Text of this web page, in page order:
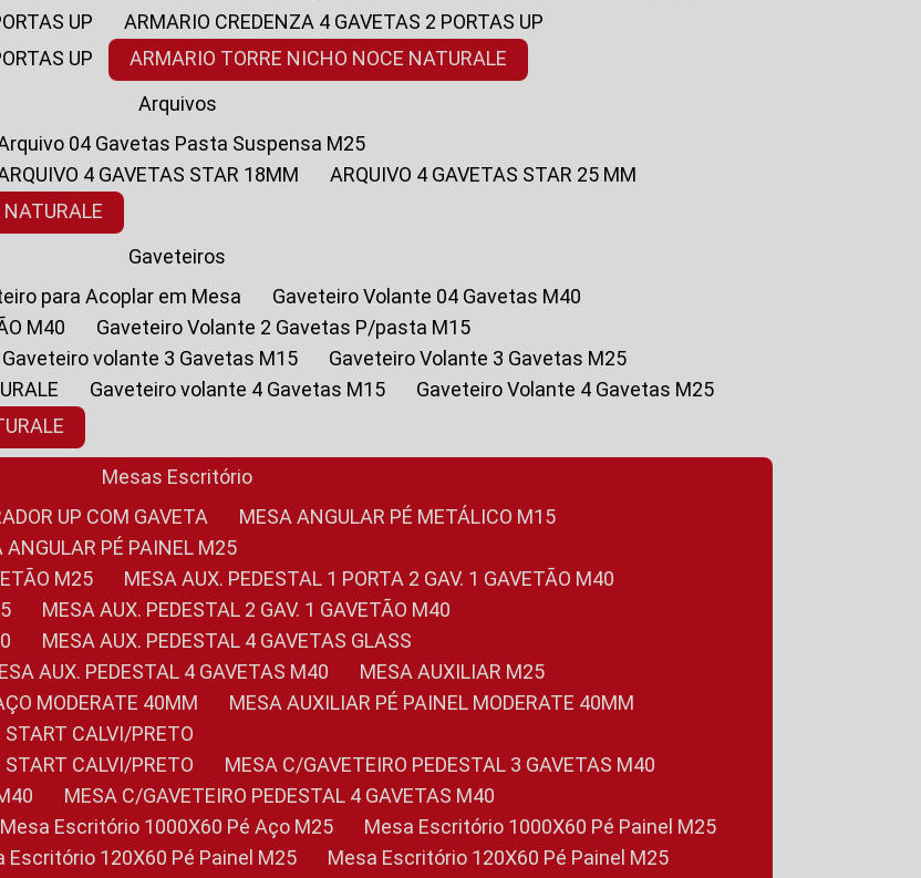
UP
ARMARIO CREDENZA 4 GAVETAS 2 PORTAS UP
UP
ARMARIO TORRE NICHO NOCE NATURALE
Arquivos
Arquivo 04 Gavetas Pasta Suspensa M25
ARQUIVO 4 GAVETAS STAR 18MM
ARQUIVO 4 GAVETAS STAR 25 MM
NATURALE
Gaveteiros
para Acoplar em Mesa
Gaveteiro Volante 04 Gavetas M40
M40
Gaveteiro Volante 2 Gavetas P/pasta M15
Gaveteiro volante 3 Gavetas M15
Gaveteiro Volante 3 Gavetas M25
Gaveteiro volante 4 Gavetas M15
Gaveteiro Volante 4 Gavetas M25
Mesas Escritório
UP COM GAVETA
MESA ANGULAR PÉ METÁLICO M15
ANGULAR PÉ PAINEL M25
M25
MESA AUX. PEDESTAL 1 PORTA 2 GAV. 1 GAVETÃO M40
MESA AUX. PEDESTAL 2 GAV. 1 GAVETÃO M40
MESA AUX. PEDESTAL 4 GAVETAS GLASS
MESA AUX. PEDESTAL 4 GAVETAS M40
MESA AUXILIAR M25
MODERATE 40MM
MESA AUXILIAR PÉ PAINEL MODERATE 40MM
START CALVI/PRETO
START CALVI/PRETO
MESA C/GAVETEIRO PEDESTAL 3 GAVETAS M40
MESA C/GAVETEIRO PEDESTAL 4 GAVETAS M40
Mesa Escritório 1000X60 Pé Aço M25
Mesa Escritório 1000X60 Pé Painel M25
Escritório 120X60 Pé Painel M25
Mesa Escritório 120X60 Pé Painel M25